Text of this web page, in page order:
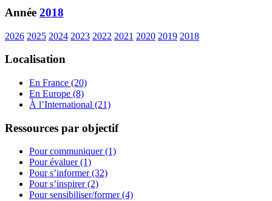
Année 2018
2026 2025 2024 2023 2022 2021 2020 2019 2018
Localisation
En France (20)
En Europe (8)
À l’International (21)
Ressources par objectif
Pour communiquer (1)
Pour évaluer (1)
Pour s’informer (32)
Pour s’inspirer (2)
Pour sensibiliser/former (4)